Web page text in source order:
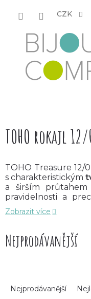
CZK
TOHO rokajl
TOHO Treasure 12/
s charakteristickým
a širším
pravidelnosti a
pro techniky, které
návlekového
TOHO Treasure
Zobrazit více
Nejprodávanější
Nejprodávanější